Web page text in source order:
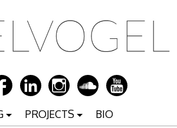
PROJECTS BIO